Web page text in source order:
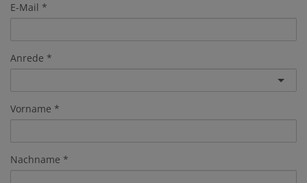
E-Mail
Anrede
Vorname
Nachname